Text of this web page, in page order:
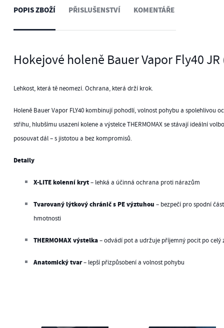
POPIS ZBOŽÍ
Hokejové holeně Bauer Vapor Fly40 JR
Lehkost, která tě neomezí. Ochrana, která drží krok.
Holeně Bauer Vapor FLY40 kombinují pohodlí, volnost pohybu a spolehlivou
střihu, hlubšímu usazení kolene a výstelce THERMOMAX se stávají ideální
posouvat dál – s jistotou a bez kompromisů.
Detaily
X-LITE kolenní kryt– lehká a účinná ochrana proti nárazům
Tvarovaný lýtkový chránič s PE výztuhou – bezpečí pro spodní
hmotnosti
THERMOMAX výstelka– odvádí pot a udržuje příjemný pocit po celý
Anatomický tvar– lepší přizpůsobení a volnost pohybu
PŘISLUŠENSTVÍ KOMENTÁŘE